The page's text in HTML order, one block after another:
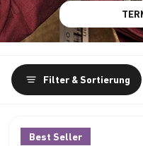
Filter & Sortierung
Best Seller